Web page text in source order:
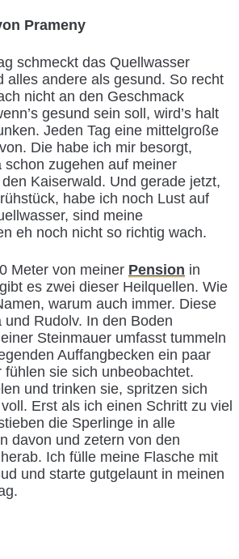
Prameny
schmeckt das Quellwasser
alles andere als gesund. So recht
nicht an den Geschmack
gesund sein soll, wird’s halt
Jeden Tag eine mittelgroße
Die habe ich mir besorgt,
schon zugehen auf meiner
Kaiserwald. Und gerade jetzt,
habe ich noch Lust auf
sind meine
eh noch nicht so richtig wach.
Meter von meiner Pension in
es zwei dieser Heilquellen. Wie
warum auch immer. Diese
und Rudolv. In den Boden
Steinmauer umfasst tummeln
Auffangbecken ein paar
fühlen sie sich unbeobachtet.
und trinken sie, spritzen sich
Erst als ich einen Schritt zu viel
die Sperlinge in alle
davon und zetern von den
Ich fülle meine Flasche mit
und starte gutgelaunt in meinen